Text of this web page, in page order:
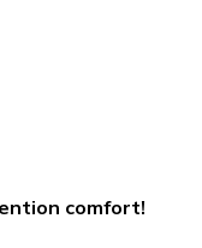
comfort!